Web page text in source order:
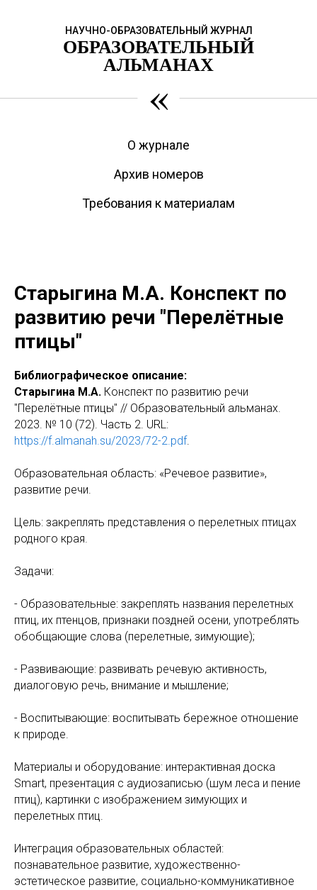
НАУЧНО-ОБРАЗОВАТЕЛЬНЫЙ ЖУРНАЛ
ОБРАЗОВАТЕЛЬНЫЙ
АЛЬМАНАХ
«
О журнале
Архив номеров
Требования к материалам
Старыгина М.А. Конспект по
развитию речи "Перелётные
птицы"
Библиографическое описание:
Старыгина М.А. Конспект по развитию речи
"Перелётные птицы" // Образовательный альманах.
2023. № 10 (72). Часть 2. URL:
https://f.almanah.su/2023/72-2.pdf.
Образовательная область: «Речевое развитие»,
развитие речи.
Цель: закреплять представления о перелетных птицах
родного края.
Задачи:
- Образовательные: закреплять названия перелетных
птиц, их птенцов, признаки поздней осени, употреблять
обобщающие слова (перелетные, зимующие);
- Развивающие: развивать речевую активность,
диалоговую речь, внимание и мышление;
- Воспитывающие: воспитывать бережное отношение
к природе.
Материалы и оборудование: интерактивная доска
Smart, презентация с аудиозаписью (шум леса и пение
птиц), картинки с изображением зимующих и
перелетных птиц.
Интеграция образовательных областей:
познавательное развитие, художественно-
эстетическое развитие, социально-коммуникативное